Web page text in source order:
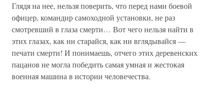
Глядя на нее, нельзя поверить, что перед нами боевой
офицер, командир самоходной установки, не раз
смотревший в глаза смерти… Вот чего нельзя найти в
этих глазах, как ни старайся, как ни вглядывайся —
печати смерти! И понимаешь, отчего этих деревенских
пацанов не могла победить самая умная и жестокая
военная машина в истории человечества.